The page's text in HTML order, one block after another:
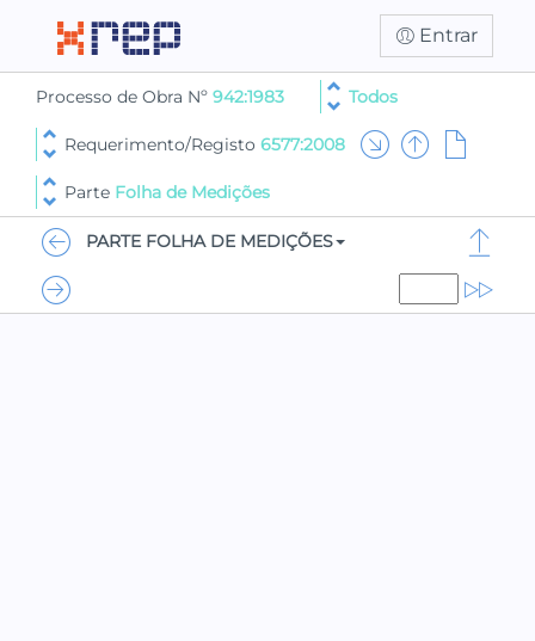
Entrar
Processo de Obra Nº 942:1983 Todos
Requerimento/Registo 6577:2008
Parte Folha de Medições
PARTE FOLHA DE MEDIÇÕES